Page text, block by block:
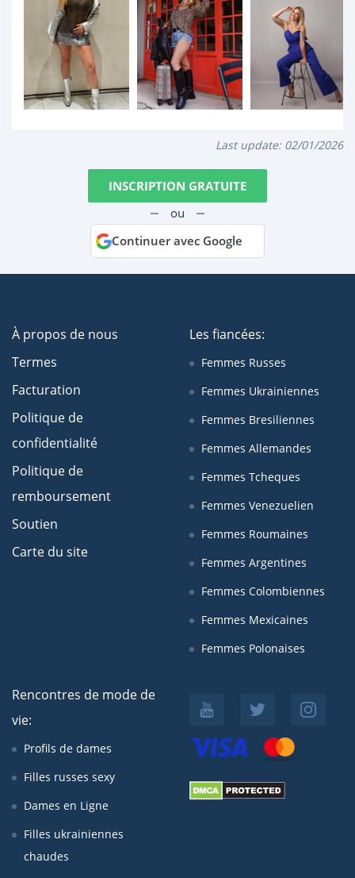
Last update: 02/01/2026
INSCRIPTION GRATUITE
ou
Continuer avec Google
À propos de nous
Termes
Facturation
Politique de
confidentialité
Politique de
remboursement
Soutien
Carte du site
Les fiancées:
Femmes Russes
Femmes Ukrainiennes
Femmes Bresiliennes
Femmes Allemandes
Femmes Tcheques
Femmes Venezuelien
Femmes Roumaines
Femmes Argentines
Femmes Colombiennes
Femmes Mexicaines
Femmes Polonaises
Rencontres de mode de
vie:
Profils de dames
Filles russes sexy
Dames en Ligne
Filles ukrainiennes
chaudes